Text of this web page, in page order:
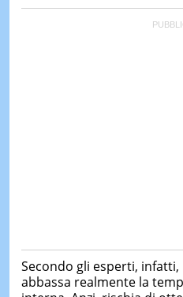
Secondo gli esperti, infatti,
abbassa realmente la